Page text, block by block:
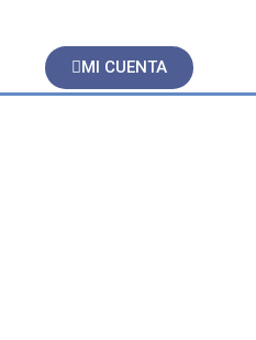
MI CUENTA